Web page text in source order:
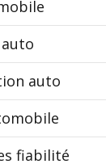
auto
fiabilité